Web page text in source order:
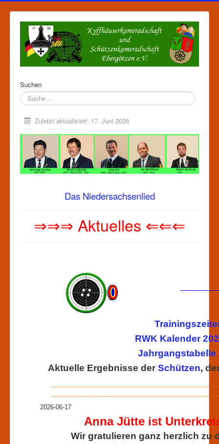
Suchen
Zuletzt aktualisiert: 17. Juni 2026
Das Niedersachsenlied
⇒⇒⇒ Aktuelles ⇐⇐⇐
RWK Kalender
Jahrgangstabelle
Aktuelle Ergebnisse der Schützen,
2026-06-17
Anna Jütte ist
Wir gratulieren ganz herzlich zu